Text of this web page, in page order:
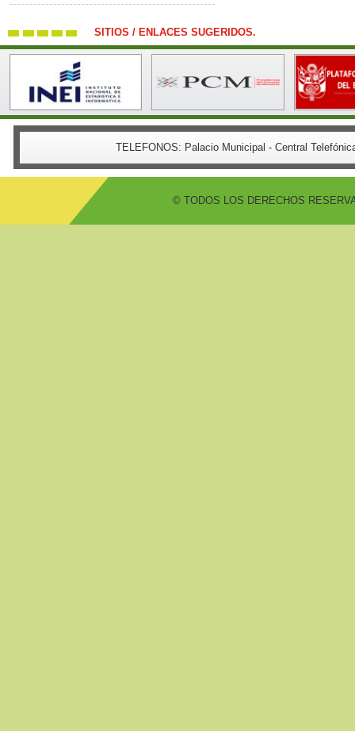
SITIOS / ENLACES SUGERIDOS.
TELEFONOS: Palacio Municipal - Central
© TODOS LOS DERECHOS